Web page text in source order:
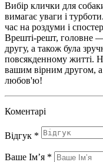
Вибір клички для
вимагає уваги і
час на роздуми і
Врешті-решт, головне
другу, а також була
повсякденному житті.
вашим вірним другом, а
любов'ю!
Коментарі
Відгук *
Ваше Імʼя *